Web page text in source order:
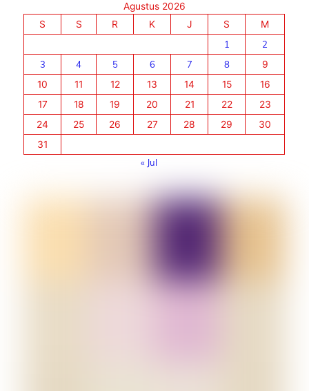
Agustus 2026
S
S R K J S
M
1
2
3
4 5 6 7 8
9
10
11 12 13 14 15
16
17
18 19 20 21 22
23
24
25 26 27 28 29
30
31
« Jul